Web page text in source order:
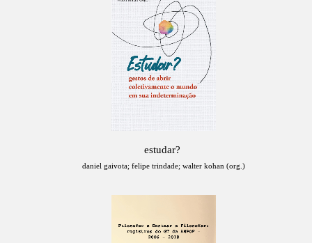
estudar?
daniel gaivota; felipe trindade; walter kohan (org.)